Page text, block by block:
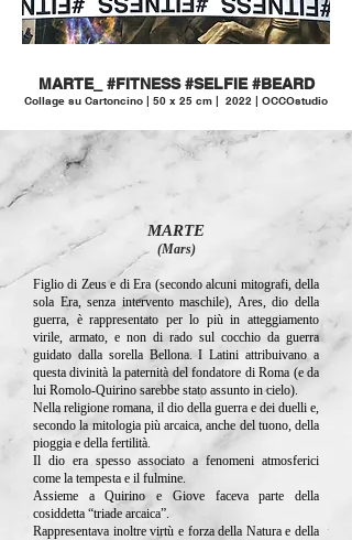
MARTE_ #FITNESS #SELFIE #BEARD
Collage su Cartoncino | 50 x 25 cm | 2022 | OCCOstudio
MARTE
(Mars)
Figlio di Zeus e di Era (secondo alcuni mitografi, della
sola Era, senza intervento maschile), Ares, dio della
guerra, è rappresentato per lo più in atteggiamento
virile, armato, e non di rado sul cocchio da guerra
guidato dalla sorella Bellona. I Latini attribuivano a
questa divinità la paternità del fondatore di Roma (e da
lui Romolo-Quirino sarebbe stato assunto in cielo).
Nella religione romana, il dio della guerra e dei duelli e,
secondo la mitologia più arcaica, anche del tuono, della
pioggia e della fertilità.
Il dio era spesso associato a fenomeni atmosferici
come la tempesta e il fulmine.
Assieme a Quirino e Giove faceva parte della
cosiddetta “triade arcaica”.
Rappresentava inoltre virtù e forza della Natura e della